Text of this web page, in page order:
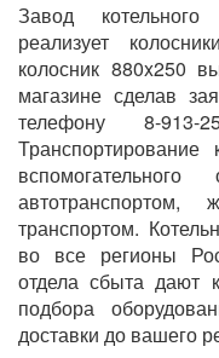
Завод
реализует
колосник 880x250
магазине сделав
телефону 8-
Транспортирование
вспомогательного
транспортом.
во все регионы
отдела сбыта дают
подбора
доставки до вашего